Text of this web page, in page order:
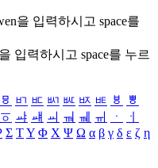
을 입력하시고 space를
을 입력하시고 space를 누르
ㅱ ㅲ ㅳ ㅴ ㅵ ㅶ ㅷ ㅸ
ㅹ
ㆆ ㆇ ㆈ ㆉ ㆊ ㆋ ㆌ ㆍ
ㆎ
Σ ΤΥ Φ Χ Ψ Ω α β γ δ ε ζ η